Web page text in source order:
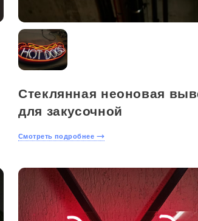
Стеклянная неоновая
для закусочной
Смотреть подробнее